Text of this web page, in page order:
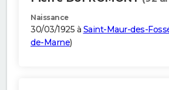
Naissance
30/03/1925 à Saint-Maur-des-
de-Marne)